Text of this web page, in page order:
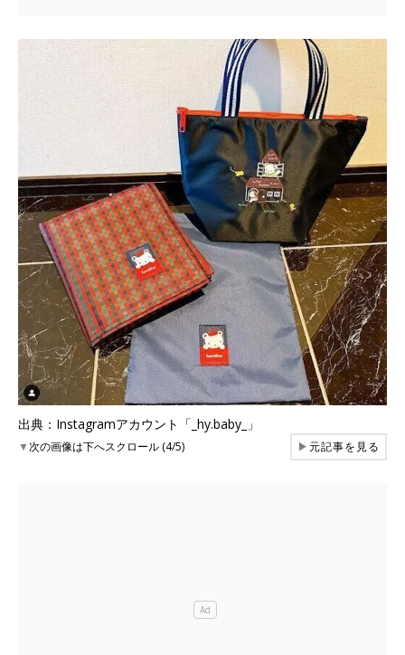
出典：Instagramアカウント「_hy.baby_」
▼次の画像は下へスクロール (4/5) ▶元記事を見る